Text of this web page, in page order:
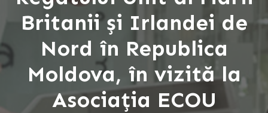
Britanii și Irlandei de
Nord în Republica
Moldova, în vizită la
Asociația ECOU